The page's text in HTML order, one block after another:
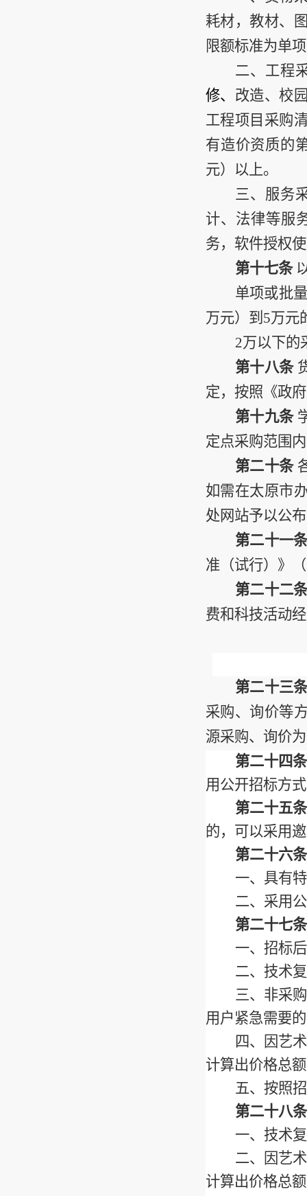
耗材，教材、
限额标准为单
二、工程
修、 改造、校
工程项目采购
有造价资质的
元）以上。
三、服务
计、法律等服
务，软件授权
第十七条
单项或批
万元）到 5万元
2万以下的
第十八条
定，按照《政
第十九条
定点采购范围
第二十条
如需在太原市
处网站予以公
第二十一
准（试行）》
第二十二
费和科技活动
第二十三
采购、询价等
源采购、询价
第二十四条
用公开招标方
第二十五条
的，可以采用
第二十六条
一、具有
二、采用
第二十七条
一、招标
二、技术
三、非采
用户紧急需要
四、因艺
计算出价格总
五、按照
第二十八条
一、技术
二、因艺
计算出价格总